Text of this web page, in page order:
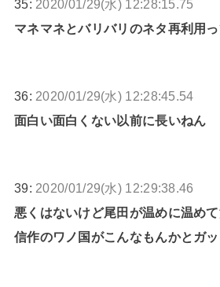
35: 2020/01/29(水) 12:28:15.75
マネマネとバリバリのネタ再利用
36: 2020/01/29(水) 12:28:45.54
面白い面白くない以前に長いねん
39: 2020/01/29(水) 12:29:38.46
悪くはないけど尾田が温めに温め
信作のワノ国がこんなもんかとガ